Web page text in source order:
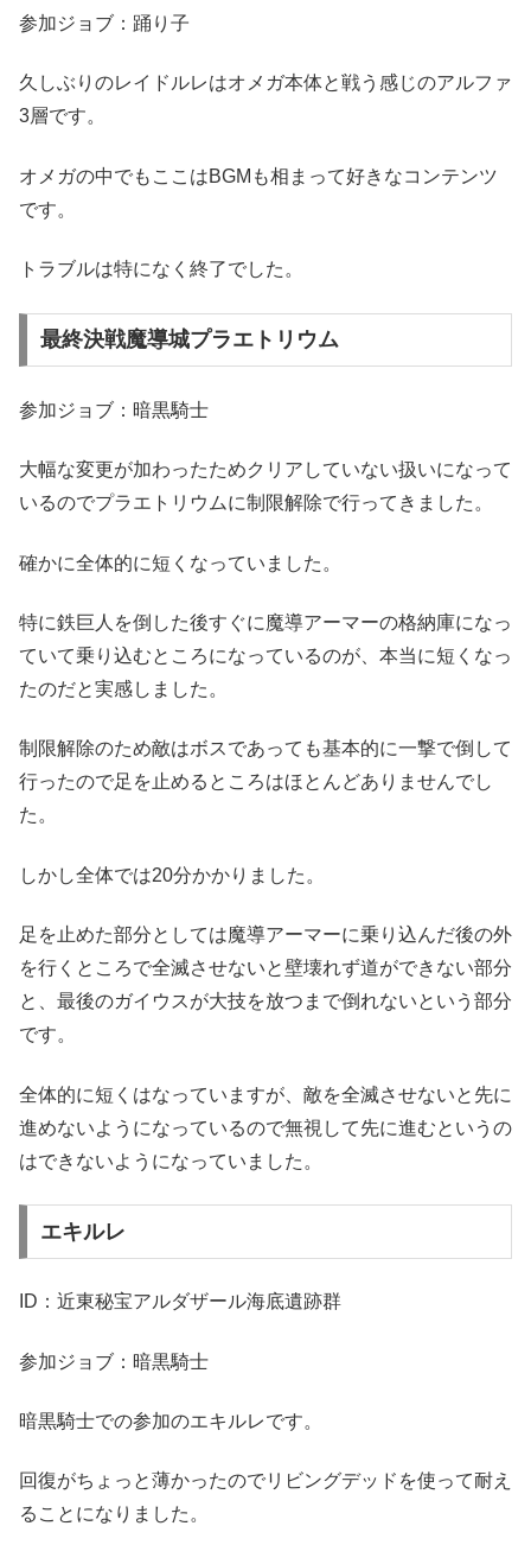
参加ジョブ：踊り子
久しぶりのレイドルレはオメガ本体と戦う感じのアルファ
3層です。
オメガの中でもここはBGMも相まって好きなコンテンツ
です。
トラブルは特になく終了でした。
最終決戦魔導城プラエトリウム
参加ジョブ：暗黒騎士
大幅な変更が加わったためクリアしていない扱いになって
いるのでプラエトリウムに制限解除で行ってきました。
確かに全体的に短くなっていました。
特に鉄巨人を倒した後すぐに魔導アーマーの格納庫になっ
ていて乗り込むところになっているのが、本当に短くなっ
たのだと実感しました。
制限解除のため敵はボスであっても基本的に一撃で倒して
行ったので足を止めるところはほとんどありませんでし
た。
しかし全体では20分かかりました。
足を止めた部分としては魔導アーマーに乗り込んだ後の外
を行くところで全滅させないと壁壊れず道ができない部分
と、最後のガイウスが大技を放つまで倒れないという部分
です。
全体的に短くはなっていますが、敵を全滅させないと先に
進めないようになっているので無視して先に進むというの
はできないようになっていました。
エキルレ
ID：近東秘宝アルダザール海底遺跡群
参加ジョブ：暗黒騎士
暗黒騎士での参加のエキルレです。
回復がちょっと薄かったのでリビングデッドを使って耐え
ることになりました。